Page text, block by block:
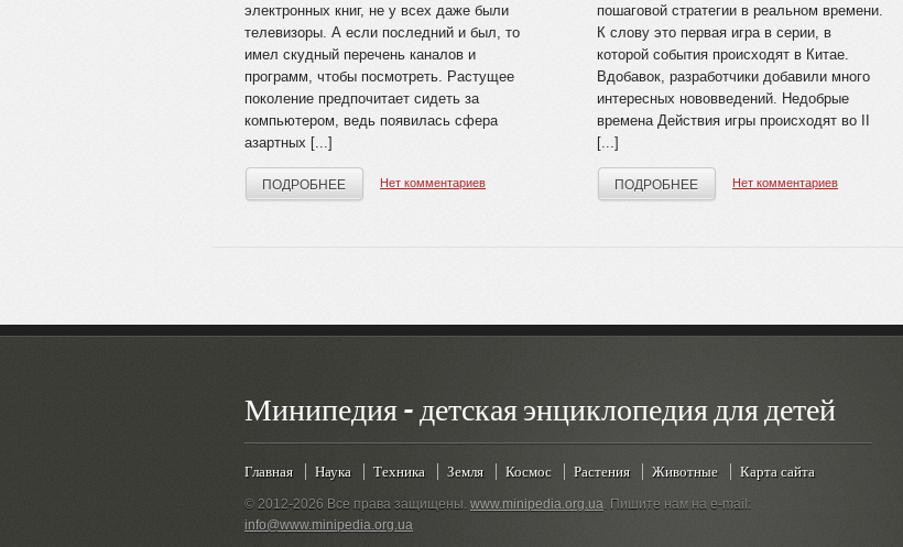
электронных книг, не у всех даже были
телевизоры. А если последний и был, то
имел скудный перечень каналов и
программ, чтобы посмотреть. Растущее
поколение предпочитает сидеть за
компьютером, ведь появилась сфера
азартных [...]
ПОДРОБНЕЕ Нет комментариев
пошаговой стратегии в реальном времени.
К слову это первая игра в серии, в
которой события происходят в Китае.
Вдобавок, разработчики добавили много
интересных нововведений. Недобрые
времена Действия игры происходят во II
[...]
ПОДРОБНЕЕ Нет комментариев
Минипедия - детская энциклопедия для детей
Главная Наука Техника Земля Космос Растения Животные Карта сайта
© 2012-2026 Все права защищены. www.minipedia.org.ua. Пишите нам на e-mail:
info@www.minipedia.org.ua